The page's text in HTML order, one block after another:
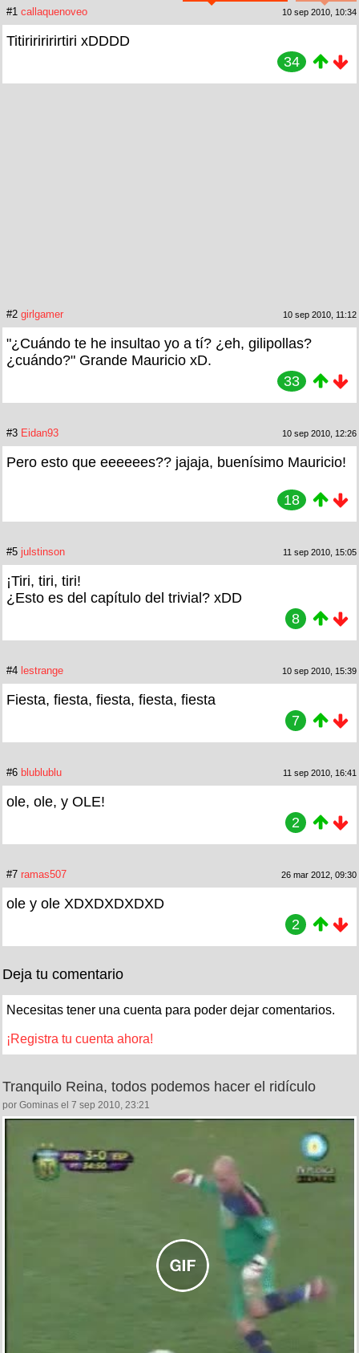
#1 callaquenoveo 10 sep 2010, 10:34
Titiririririrtiri xDDDD
34
#2 girlgamer 10 sep 2010, 11:12
"¿Cuándo te he insultao yo a tí? ¿eh, gilipollas?
¿cuándo?" Grande Mauricio xD.
33
#3 Eidan93 10 sep 2010, 12:26
Pero esto que eeeeees?? jajaja, buenísimo Mauricio!
18
#5 julstinson 11 sep 2010, 15:05
¡Tiri, tiri, tiri!
¿Esto es del capítulo del trivial? xDD
8
#4 lestrange 10 sep 2010, 15:39
Fiesta, fiesta, fiesta, fiesta, fiesta
7
#6 blublublu 11 sep 2010, 16:41
ole, ole, y OLE!
2
#7 ramas507 26 mar 2012, 09:30
ole y ole XDXDXDXDXD
2
Deja tu comentario
Necesitas tener una cuenta para poder dejar comentarios.
¡Registra tu cuenta ahora!
Tranquilo Reina, todos podemos hacer el ridículo
por Gominas el 7 sep 2010, 23:21